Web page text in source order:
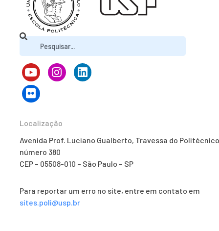
Localização
Avenida Prof. Luciano Gualberto, Travessa do
número 380
CEP – 05508-010 – São Paulo – SP
Para reportar um erro no site, entre em contato em
sites.poli@usp.br